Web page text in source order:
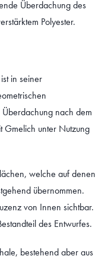
Überdachung des
Polyester.
in seiner
nach dem
Gmelich unter Nutzung
welche auf denen
übernommen.
von Innen sichtbar.
des Entwurfes.
bestehend aber aus